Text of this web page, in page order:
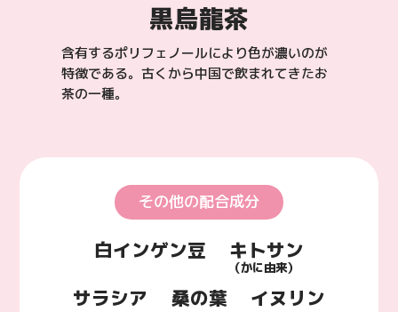
黒烏龍茶
含有するポリフェノールにより色が濃いのが
特徴である。古くから中国で飲まれてきたお
茶の一種。
その他の配合成分
白インゲン豆 キトサン
（かに由来）
サラシア 桑の葉 イヌリン